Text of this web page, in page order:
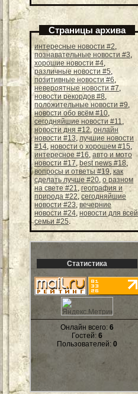
Страницы архива
интересные новости #2,
познавательные новости #3,
хорошие новости #4,
различные новости #5,
позитивные новости #6,
невероятные новости #7,
новости рекордов #8,
положительные новости #9,
новости обо всём #10,
сегодняйшие новости #11,
новости дня #12, онлайн
новости #13, лучшие новости
#14, новости о хорошем #15,
интересное #16, авто и мото
новости #17,best news #18,
вопросы и ответы #19, как
сделать лучше #20, о разном
на свете #21, география и
природа #22, сегодняйшие
новости #23,вечерние
новости #24,новости для всей
семьи #25.
Статистика
Онлайн всего: 6
Гостей: 6
Пользователей: 0